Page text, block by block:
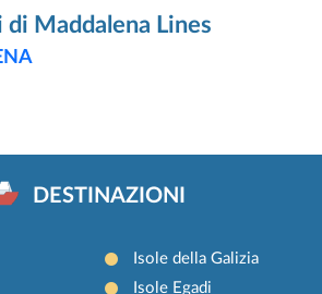
di Maddalena Lines
DESTINAZIONI
Isole della Galizia
Isole Egadi